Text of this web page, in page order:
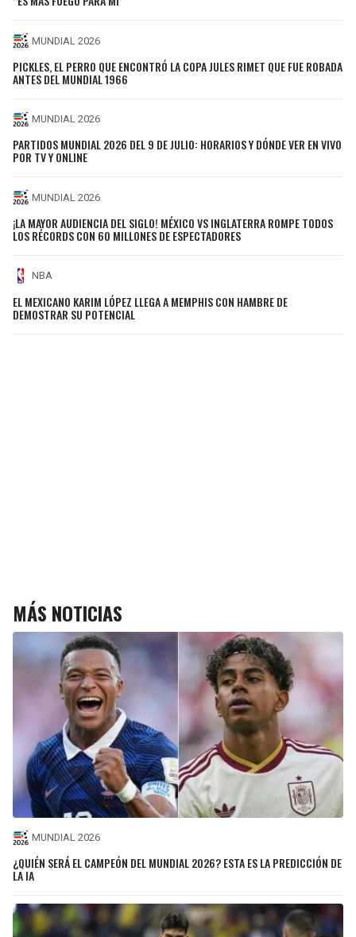
MUNDIAL 2026
PICKLES, EL PERRO QUE ENCONTRÓ LA COPA JULES RIMET QUE FUE ROBADA
ANTES DEL MUNDIAL 1966
MUNDIAL 2026
PARTIDOS MUNDIAL 2026 DEL 9 DE JULIO: HORARIOS Y DÓNDE VER EN VIVO
POR TV Y ONLINE
MUNDIAL 2026
¡LA MAYOR AUDIENCIA DEL SIGLO! MÉXICO VS INGLATERRA ROMPE TODOS
LOS RÉCORDS CON 60 MILLONES DE ESPECTADORES
NBA
EL MEXICANO KARIM LÓPEZ LLEGA A MEMPHIS CON HAMBRE DE
DEMOSTRAR SU POTENCIAL
MÁS NOTICIAS
MUNDIAL 2026
¿QUIÉN SERÁ EL CAMPEÓN DEL MUNDIAL 2026? ESTA ES LA PREDICCIÓN DE
LA IA